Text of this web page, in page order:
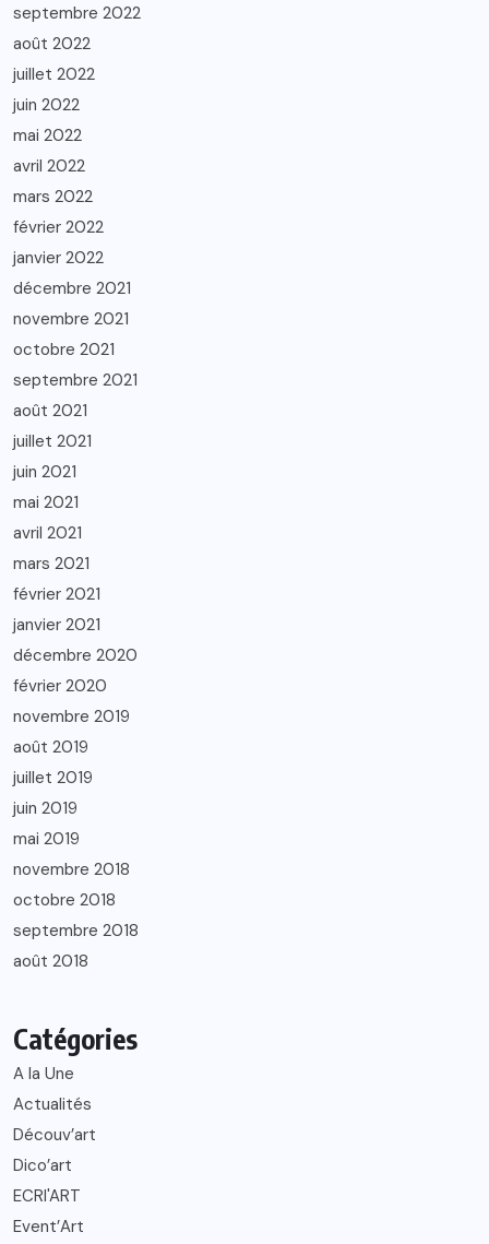
septembre 2022
août 2022
juillet 2022
juin 2022
mai 2022
avril 2022
mars 2022
février 2022
janvier 2022
décembre 2021
novembre 2021
octobre 2021
septembre 2021
août 2021
juillet 2021
juin 2021
mai 2021
avril 2021
mars 2021
février 2021
janvier 2021
décembre 2020
février 2020
novembre 2019
août 2019
juillet 2019
juin 2019
mai 2019
novembre 2018
octobre 2018
septembre 2018
août 2018
Catégories
A la Une
Actualités
Découv’art
Dico’art
ECRI'ART
Event’Art